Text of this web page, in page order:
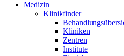
Medizin
Klinikfinder
Kliniken
Zentren
Institute